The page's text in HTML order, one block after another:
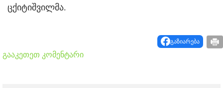
ცქიტიშვილმა.
გაზიარება
გააკეთეთ კომენტარი